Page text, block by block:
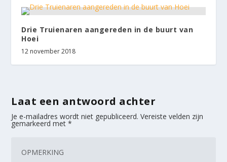
Drie Truienaren aangereden in de buurt van
Hoei
12 november 2018
Laat een antwoord achter
Je e-mailadres wordt niet gepubliceerd. Vereiste velden zijn
gemarkeerd met*